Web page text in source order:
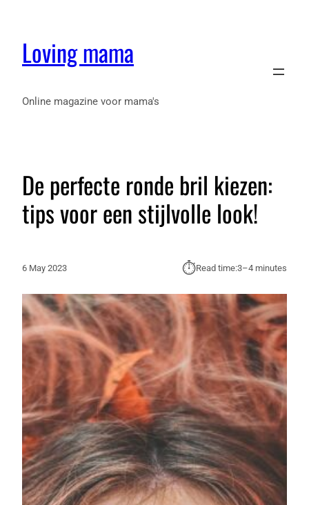
Loving mama
Online magazine voor mama's
De perfecte ronde bril kiezen:
tips voor een stijlvolle look!
6 May 2023 ⏱︎Read time:3–4 minutes